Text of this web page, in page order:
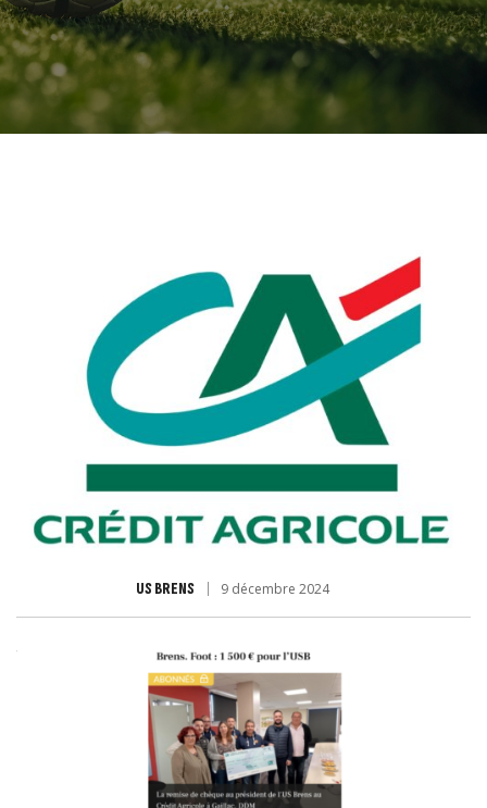
US BRENS 9 décembre 2024